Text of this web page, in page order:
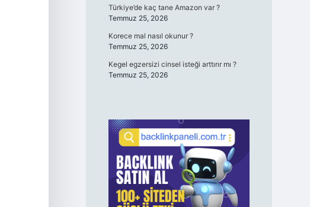
Türkiye’de kaç tane Amazon var ?
Temmuz 25, 2026
Korece mal nasıl okunur ?
Temmuz 25, 2026
Kegel egzersizi cinsel isteği arttırır mı ?
Temmuz 25, 2026